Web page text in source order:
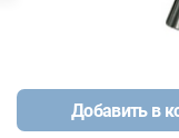
Добавить в